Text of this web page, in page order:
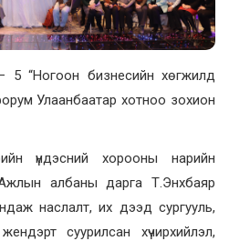
– 5 “Ногоон бизнесийн хөгжилд
Улаанбаатар хотноо зохион
үндэсний хорооны нарийн
албаны дарга Т.Энхбаяр
наслалт, их дээд сургууль,
суурилсан хүчирхийлэл,